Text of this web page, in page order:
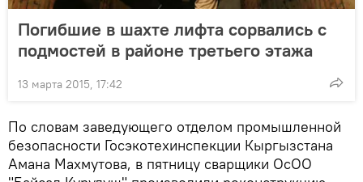
Погибшие в шахте лифта сорвались с
подмостей в районе третьего этажа
13 марта 2015, 17:42
По словам заведующего отделом промышленной
безопасности Госэкотехинспекции Кыргызстана
Амана Махмутова, в пятницу сварщики ОсОО